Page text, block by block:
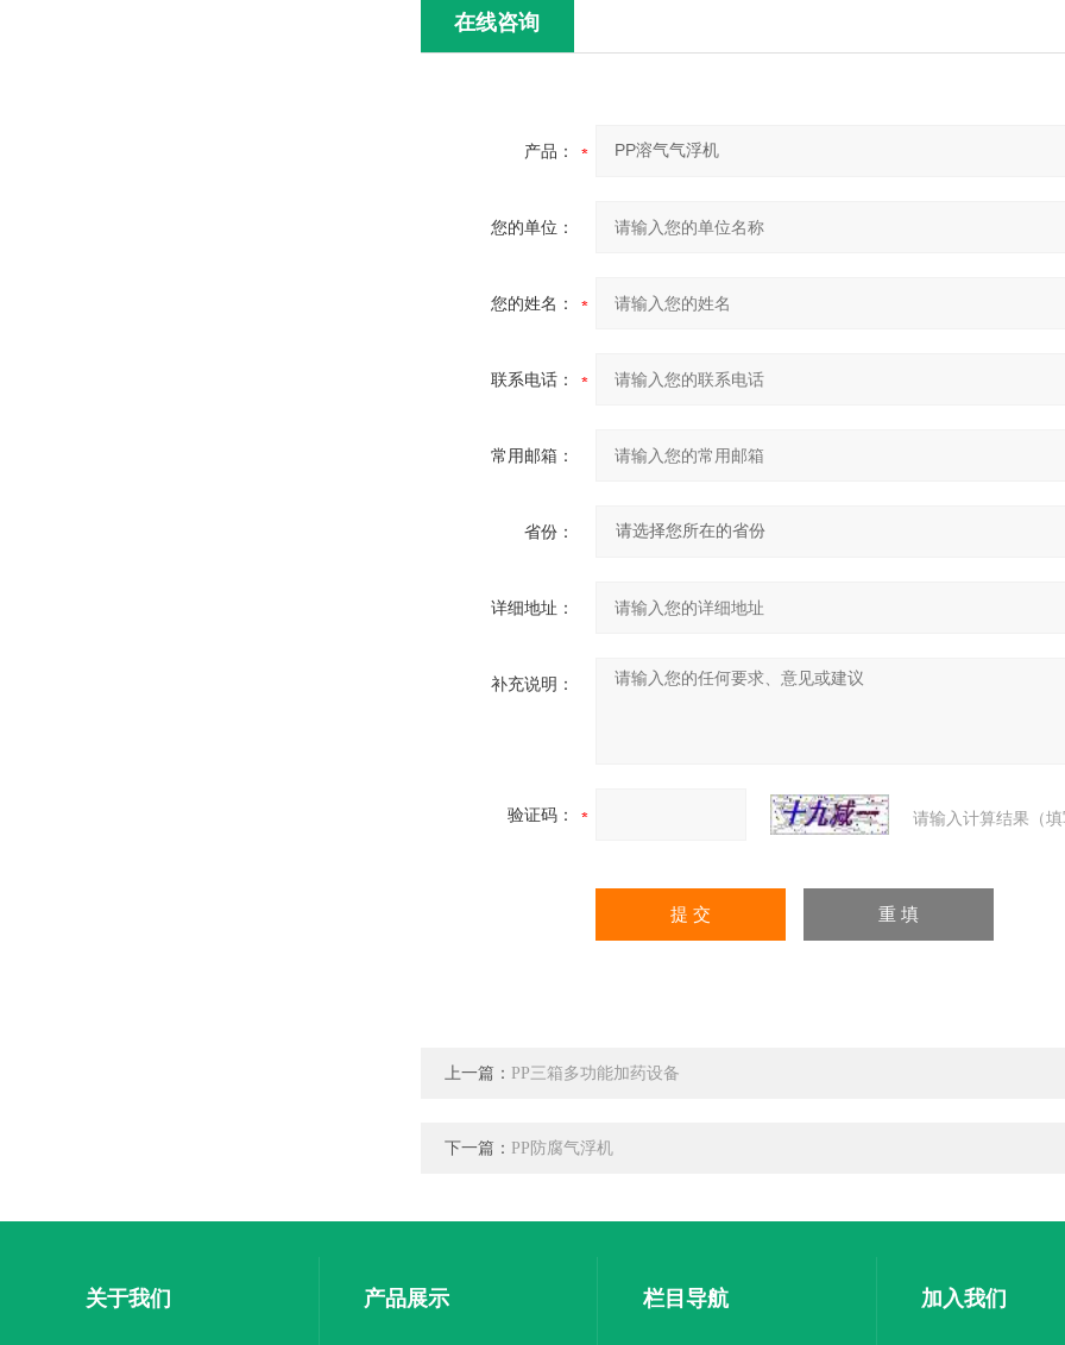
在线咨询
产品：
您的单位：
您的姓名：
联系电话：
常用邮箱：
省份：
详细地址：
补充说明：
验证码： 请输入计算结果（
上一篇： PP三箱多功能加药设备
下一篇： PP防腐气浮机
关于我们 产品展示 栏目导航 加入我们